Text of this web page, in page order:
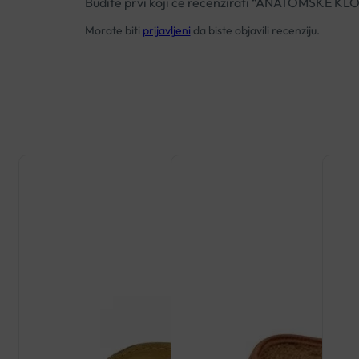
Morate biti prijavljeni da biste objavili recenziju.